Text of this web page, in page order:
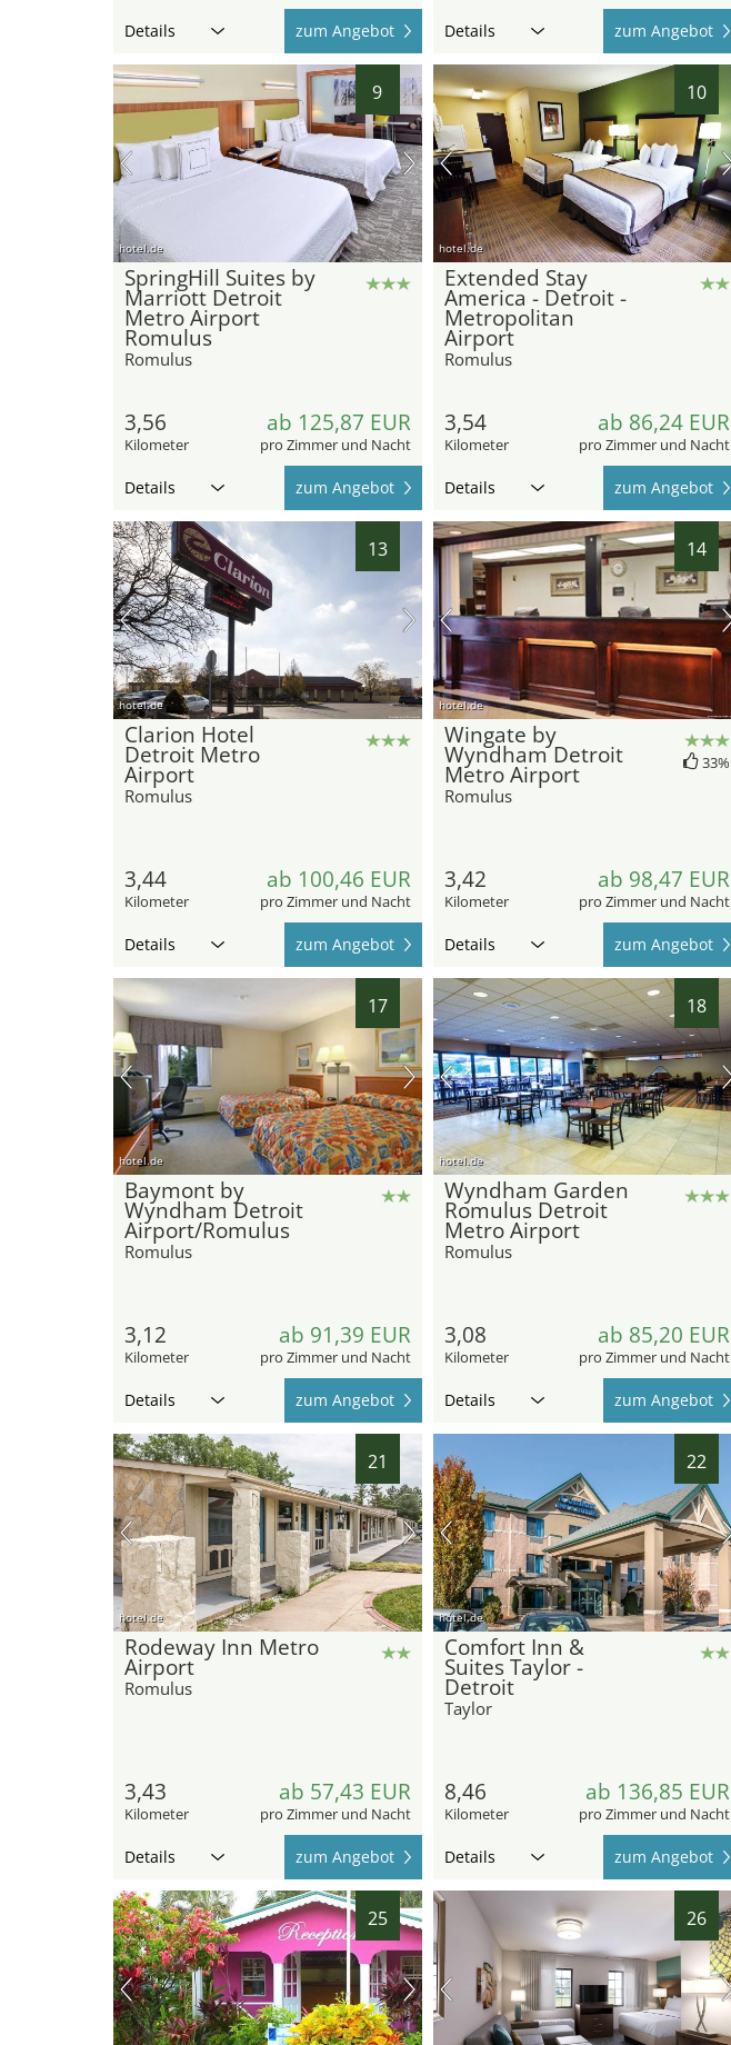
Details zum Angebot Details zum Angebot
9
hotel.de
SpringHill Suites by
Marriott Detroit
Metro Airport
Romulus
Romulus
3,56
Kilometer
ab 125,87 EUR
pro Zimmer und Nacht
Details zum Angebot
10
hotel.de
Extended Stay
America - Detroit -
Metropolitan
Airport
Romulus
3,54
Kilometer
ab 86,24 EUR
pro Zimmer und Nacht
Details zum Angebot
13
hotel.de
Clarion Hotel
Detroit Metro
Airport
Romulus
3,44
Kilometer
ab 100,46 EUR
pro Zimmer und Nacht
Details zum Angebot
14
hotel.de
Wingate by
Wyndham Detroit
Metro Airport
Romulus
33%
3,42
Kilometer
ab 98,47 EUR
pro Zimmer und Nacht
Details zum Angebot
17
hotel.de
Baymont by
Wyndham Detroit
Airport/Romulus
Romulus
3,12
Kilometer
ab 91,39 EUR
pro Zimmer und Nacht
Details zum Angebot
18
hotel.de
Wyndham Garden
Romulus Detroit
Metro Airport
Romulus
3,08
Kilometer
ab 85,20 EUR
pro Zimmer und Nacht
Details zum Angebot
21
hotel.de
Rodeway Inn Metro
Airport
Romulus
3,43
Kilometer
ab 57,43 EUR
pro Zimmer und Nacht
Details zum Angebot
22
hotel.de
Comfort Inn &
Suites Taylor -
Detroit
Taylor
8,46
Kilometer
ab 136,85 EUR
pro Zimmer und Nacht
Details zum Angebot
25 26